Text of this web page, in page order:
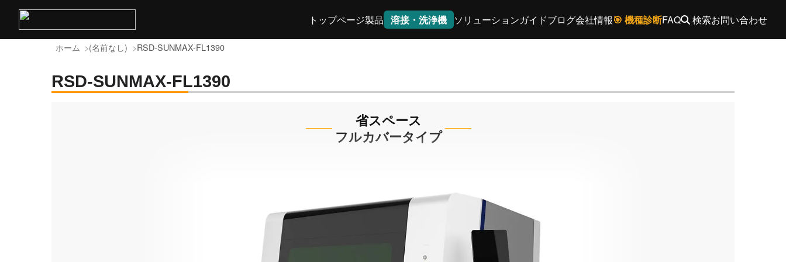
トップページ製品 溶接・洗浄機 ソリューションガイドブログ会社情報🎯 機種診断FAQ 検索お問い合わせ
ホーム (名前なし) RSD-SUNMAX-FL1390
RSD-SUNMAX-FL1390
省スペース
フルカバータイプ